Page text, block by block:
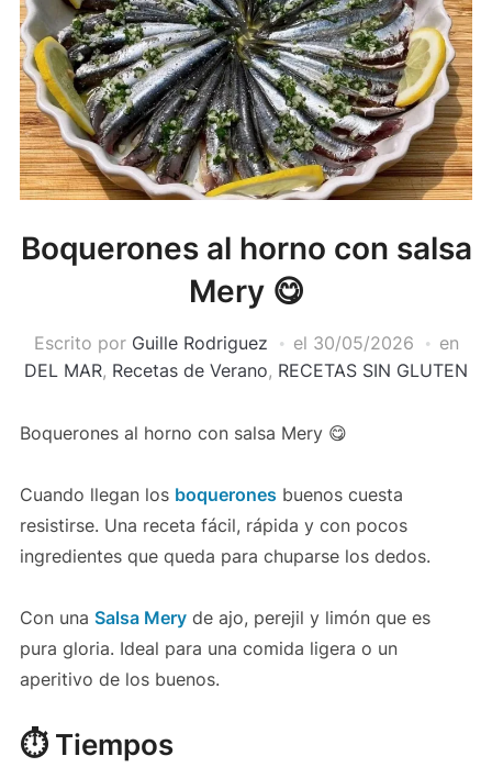
Boquerones al horno con salsa
Mery 😋
Escrito por Guille Rodriguez el 30/05/2026
en
DEL MAR, Recetas de Verano, RECETAS SIN GLUTEN
Boquerones al horno con salsa Mery 😋
Cuando llegan los boquerones buenos cuesta
resistirse. Una receta fácil, rápida y con pocos
ingredientes que queda para chuparse los dedos.
Con una Salsa Meryde ajo, perejil y limón que es
pura gloria. Ideal para una comida ligera o un
aperitivo de los buenos.
⏱️ Tiempos